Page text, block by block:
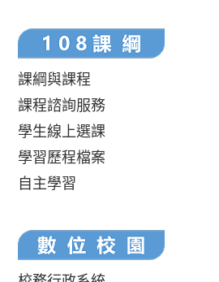
課綱與課程
課程諮詢服務
學生線上選課
學習歷程檔案
自主學習